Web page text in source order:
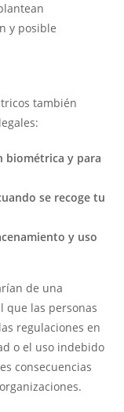
y posible
también
biométrica y para
se recoge tu
y uso
de una
que las personas
regulaciones en
o el uso indebido
consecuencias